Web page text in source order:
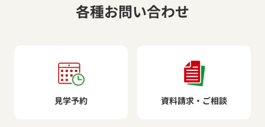
各種お問い合わせ
見学予約 資料請求・ご相談